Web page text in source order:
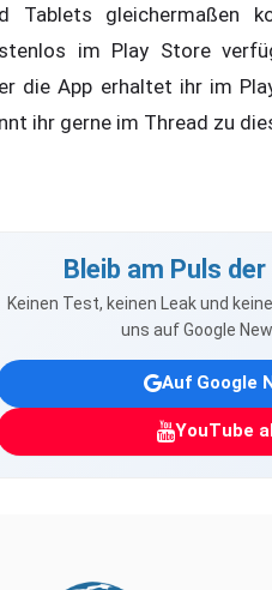
Tablets gleichermaßen
im Play Store
die App erhaltet ihr im
ihr gerne im Thread zu
Bleib am Puls
Keinen Test, keinen Leak und
uns auf Google
Auf Google
YouTube